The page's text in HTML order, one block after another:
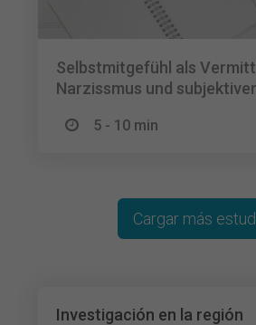
Selbstmitgefühl als
Narzissmus und
5 - 10 min
Investigación en la región
Cargar más